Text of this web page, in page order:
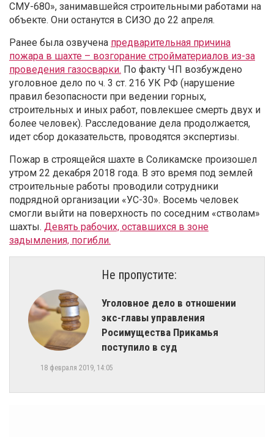
СМУ-680», занимавшейся строительными работами на
объекте. Они останутся в СИЗО до 22 апреля.
Ранее была озвучена предварительная причина
пожара в шахте – возгорание стройматериалов из-за
проведения газосварки. По факту ЧП возбуждено
уголовное дело по ч. 3 ст. 216 УК РФ (нарушение
правил безопасности при ведении горных,
строительных и иных работ, повлекшее смерть двух и
более человек). Расследование дела продолжается,
идет сбор доказательств, проводятся экспертизы.
Пожар в строящейся шахте в Соликамске произошел
утром 22 декабря 2018 года. В это время под землей
строительные работы проводили сотрудники
подрядной организации «УС-30». Восемь человек
смогли выйти на поверхность по соседним «стволам»
шахты. Девять рабочих, оставшихся в зоне
задымления, погибли.
Не пропустите:
Уголовное дело в отношении
экс-главы управления
Росимущества Прикамья
поступило в суд
18 февраля 2019, 14:05